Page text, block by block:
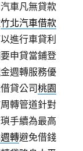
車凡無貸款
竹北汽車借款
進行車貸利
申貸當鋪登
週轉服務優
貸公司桃園
轉管道針對
手續為最高
轉避免借錢